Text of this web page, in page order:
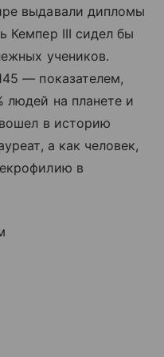
выдавали дипломы
Кемпер III сидел бы
учеников.
— показателем,
людей на планете и
в историю
а как человек,
в